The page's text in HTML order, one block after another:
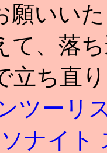
願いい
て、落
立ち直
ツーリ
ナイト